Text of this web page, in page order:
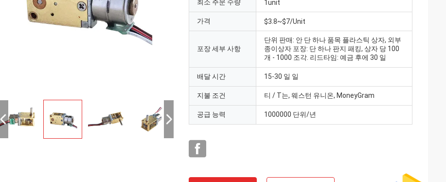
최소 주문 수량 1unit
가격 $3.8~$7/Unit
포장 세부 사항
단위 판매: 안 단 하나 품목 플라스틱 상자, 외부
종이상자 포장: 단 하나 판지 패킹, 상자 당 100
개 - 1000 조각. 리드타임: 예금 후에 30 일
배달 시간 15-30 일 일
지불 조건 티 / T는, 웨스턴 유니온, MoneyGram
공급 능력 1000000 단위/년